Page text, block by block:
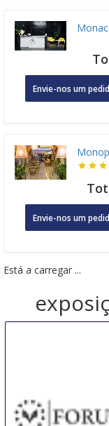
Envie-nos um
Envie-nos um
Está a carregar ...